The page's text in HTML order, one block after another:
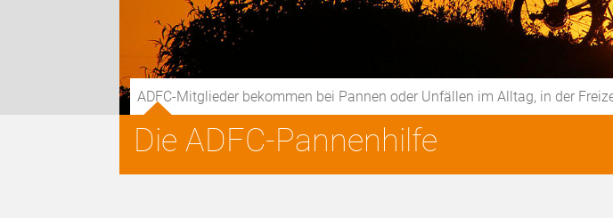
ADFC-Mitglieder bekommen bei Pannen oder Unfällen im Alltag, in der
Die ADFC-Pannenhilfe